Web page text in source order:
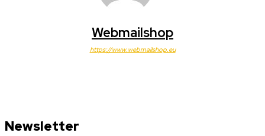
Webmailshop
https://www.webmailshop.eu
Newsletter